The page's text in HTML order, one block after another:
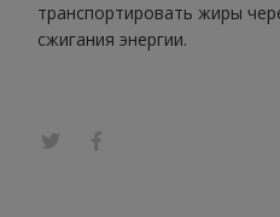
транспортировать жиры
сжигания энергии.